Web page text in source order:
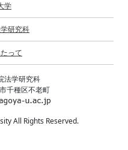
学
研究科
って
法学研究科
千種区不老町
All Rights Reserved.